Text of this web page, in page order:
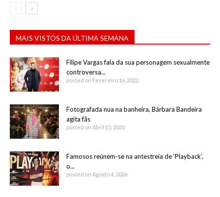
MAIS VISTOS DA ÚLTIMA SEMANA
Filipe Vargas fala da sua personagem sexualmente
controversa...
posted on Fevereiro 16, 2022
Fotografada nua na banheira, Bárbara Bandeira
agita fãs
posted on Abril 15, 2020
Famosos reúnem-se na antestreia de ‘Playback’,
o...
posted on Agosto 4, 2026